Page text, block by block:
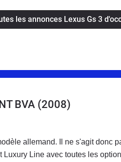
les annonces Lexus Gs 3
BVA (2008)
allemand. Il ne s'agit donc
Line avec toutes les